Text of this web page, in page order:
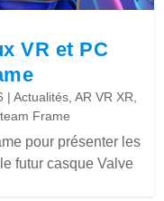
VR et PC
|Actualités,AR VR XR,
Frame
pour présenter les
futur casque Valve